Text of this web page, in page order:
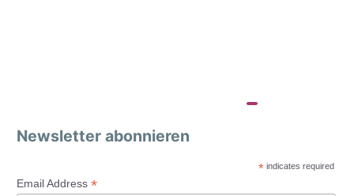
Newsletter abonnieren
* indicates required
Email Address *